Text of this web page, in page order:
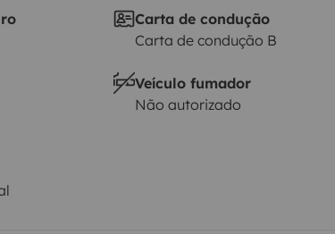
Carta de condução
Carta de condução B
Veículo fumador
Não autorizado